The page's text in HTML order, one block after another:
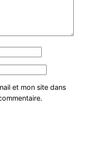
et mon site dans